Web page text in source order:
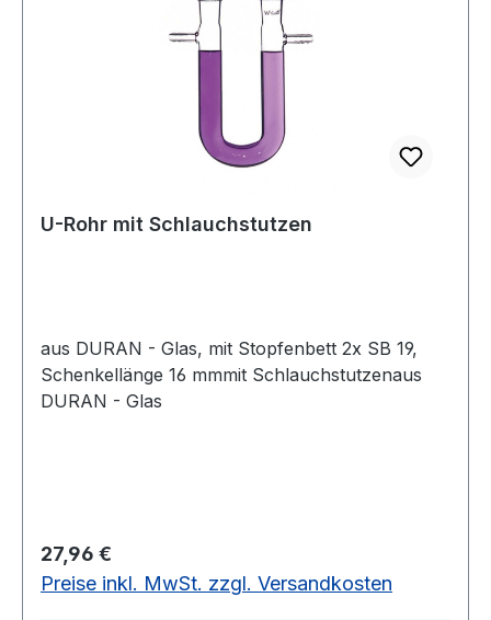
U-Rohr mit Schlauchstutzen
aus DURAN - Glas, mit Stopfenbett 2x SB 19,
Schenkellänge 16 mmmit Schlauchstutzenaus
DURAN - Glas
Regulärer Preis:
27,96 €
Preise inkl. MwSt. zzgl. Versandkosten